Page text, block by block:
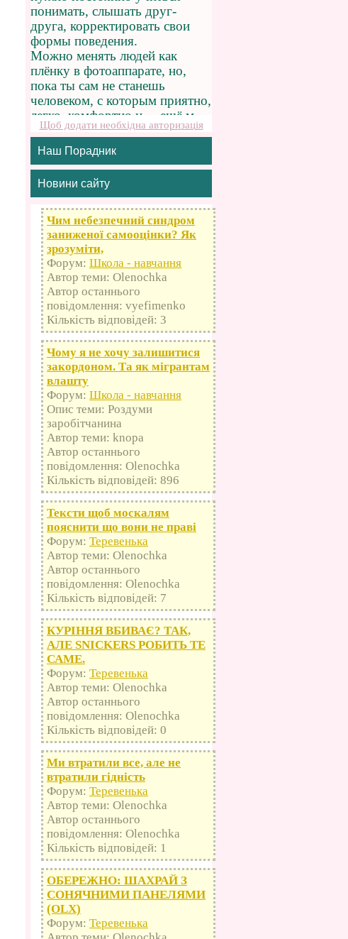
Щоб додати необхідна авторизація
Наш Порадник
Новини сайту
Чим небезпечний синдром
заниженої самооцінки? Як
зрозуміти,
Форум: Школа - навчання
Автор теми: Olenochka
Автор останнього
повідомлення: vyefimenko
Кількість відповідей: 3
Чому я не хочу залишитися
закордоном. Та як мігрантам
влашту
Форум: Школа - навчання
Опис теми: Роздуми
заробітчанина
Автор теми: knopa
Автор останнього
повідомлення: Olenochka
Кількість відповідей: 896
Тексти щоб москалям
пояснити що вони не праві
Форум: Теревенька
Автор теми: Olenochka
Автор останнього
повідомлення: Olenochka
Кількість відповідей: 7
КУРІННЯ ВБИВАЄ? ТАК,
АЛЕ SNICKERS РОБИТЬ ТЕ
САМЕ.
Форум: Теревенька
Автор теми: Olenochka
Автор останнього
повідомлення: Olenochka
Кількість відповідей: 0
Ми втратили все, але не
втратили гідність
Форум: Теревенька
Автор теми: Olenochka
Автор останнього
повідомлення: Olenochka
Кількість відповідей: 1
ОБЕРЕЖНО: ШАХРАЙ З
СОНЯЧНИМИ ПАНЕЛЯМИ
(OLX)
Форум: Теревенька